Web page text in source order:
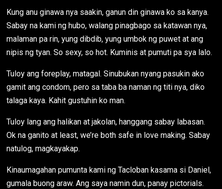
Kung anu ginawa nya saakin, ganun din ginawa ko sa kanya.
Sabay na kami ng hubo, walang pinagbago sa katawan nya,
malaman pa rin, yung dibdib, yung umbok ng puwet at ang
nipis ng tyan. So sexy, so hot. Kuminis at pumuti pa sya lalo.
Tuloy ang foreplay, matagal. Sinubukan nyang pasukin ako
gamit ang condom, pero sa taba ba naman ng titi nya, diko
talaga kaya. Kahit gustuhin ko man.
Tuloy lang ang halikan at jakolan, hanggang sabay labasan.
Ok na ganito at least, we’re both safe in love making. Sabay
natulog, magkayakap.
Kinaumagahan pumunta kami ng Tacloban kasama si Daniel,
gumala buong araw. Ang saya namin dun, panay pictorials.